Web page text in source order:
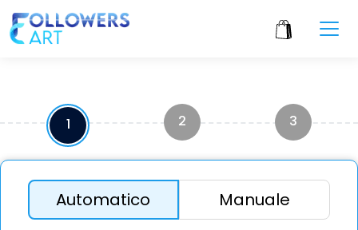
1 2 3
Automatico Manuale